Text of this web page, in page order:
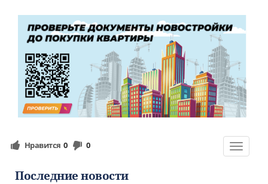
Toggle
Нравится 0 0
Последние новости